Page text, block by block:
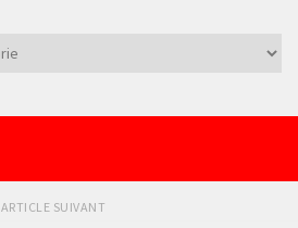
ARTICLE SUIVANT